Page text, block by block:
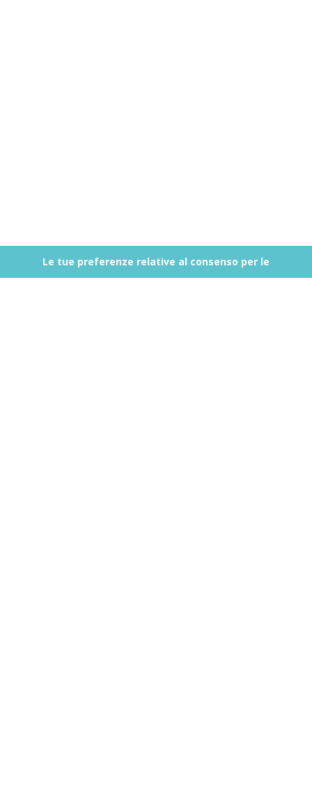
Le tue preferenze relative al consenso per le